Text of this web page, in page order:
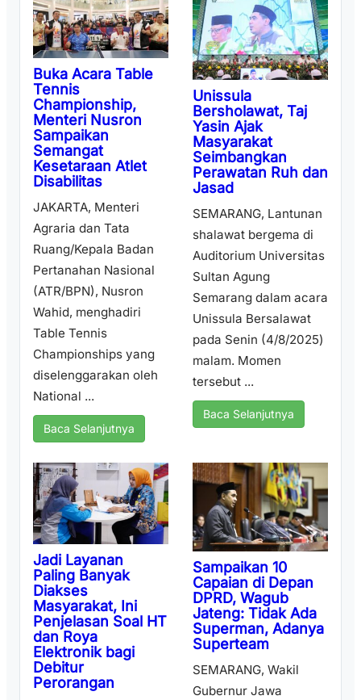
Buka Acara Table
Tennis
Championship,
Menteri Nusron
Sampaikan
Semangat
Kesetaraan Atlet
Disabilitas
JAKARTA, Menteri
Agraria dan Tata
Ruang/Kepala Badan
Pertanahan Nasional
(ATR/BPN), Nusron
Wahid, menghadiri
Table Tennis
Championships yang
diselenggarakan oleh
National ...
Baca Selanjutnya
Unissula
Bersholawat, Taj
Yasin Ajak
Masyarakat
Seimbangkan
Perawatan Ruh dan
Jasad
SEMARANG, Lantunan
shalawat bergema di
Auditorium Universitas
Sultan Agung
Semarang dalam acara
Unissula Bersalawat
pada Senin (4/8/2025)
malam. Momen
tersebut ...
Baca Selanjutnya
Jadi Layanan
Paling Banyak
Diakses
Masyarakat, Ini
Penjelasan Soal HT
dan Roya
Elektronik bagi
Debitur
Perorangan
Sampaikan 10
Capaian di Depan
DPRD, Wagub
Jateng: Tidak Ada
Superman, Adanya
Superteam
SEMARANG, Wakil
Gubernur Jawa